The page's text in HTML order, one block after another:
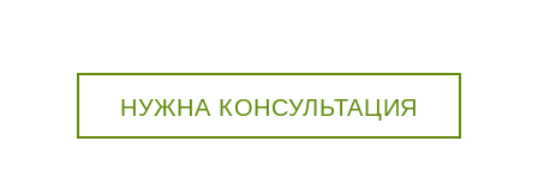
НУЖНА КОНСУЛЬТАЦИЯ